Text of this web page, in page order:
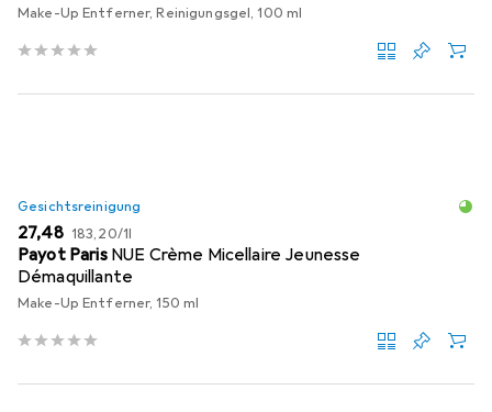
Make-Up Entferner, Reinigungsgel, 100 ml
Gesichtsreinigung
EUR
27,48 EUR
183,20/1l
Payot Paris NUE Crème Micellaire Jeunesse
Démaquillante
Make-Up Entferner, 150 ml